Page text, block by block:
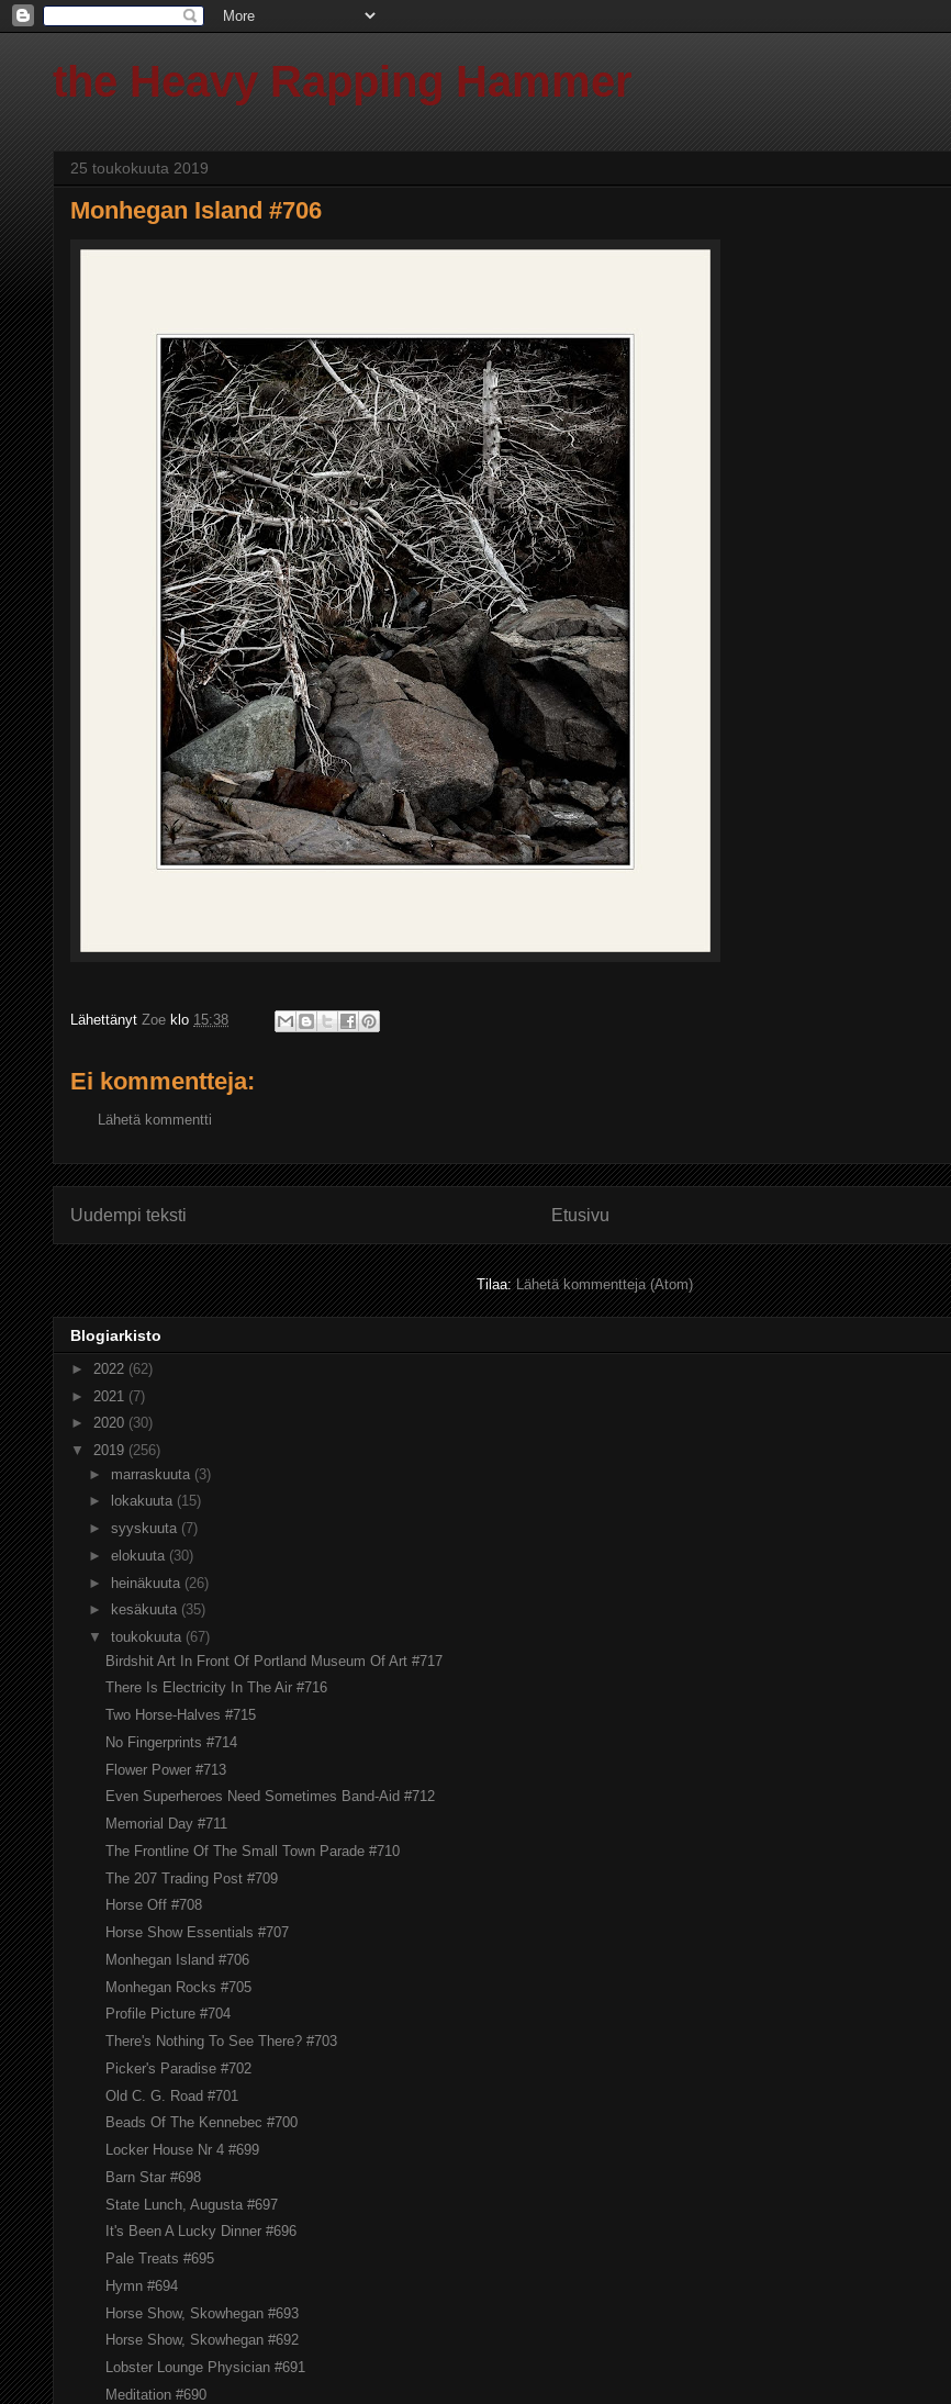
the Heavy Rapping Hammer
25 toukokuuta 2019
Monhegan Island #706
Lähettänyt Zoe klo 15:38
Ei kommentteja:
Lähetä kommentti
Uudempi teksti Etusivu
Tilaa:Lähetä kommentteja (Atom)
Blogiarkisto
► 2022 (62)
► 2021 (7)
► 2020 (30)
▼ 2019 (256)
► marraskuuta (3)
►
lokakuuta (15)
► syyskuuta (7)
► elokuuta (30)
► heinäkuuta (26)
►
kesäkuuta (35)
▼ toukokuuta (67)
Birdshit Art In Front Of Portland Museum Of Art #717
There Is Electricity In The Air #716
Two Horse-Halves #715
No Fingerprints #714
Flower Power #713
Even Superheroes Need Sometimes Band-Aid #712
Memorial Day #711
The Frontline Of The Small Town Parade #710
The 207 Trading Post #709
Horse Off #708
Horse Show Essentials #707
Monhegan Island #706
Monhegan Rocks #705
Profile Picture #704
There's Nothing To See There? #703
Picker's Paradise #702
Old C. G. Road #701
Beads Of The Kennebec #700
Locker House Nr 4 #699
Barn Star #698
State Lunch, Augusta #697
It's Been A Lucky Dinner #696
Pale Treats #695
Hymn #694
Horse Show, Skowhegan #693
Horse Show, Skowhegan #692
Lobster Lounge Physician #691
Meditation #690